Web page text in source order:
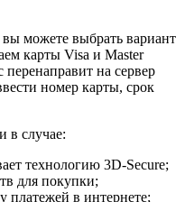
можете выбрать вариант
карты Visa и Master
на сервер
номер карты, срок
в случае:
технологию 3D-Secure;
для покупки;
платежей в интернете;